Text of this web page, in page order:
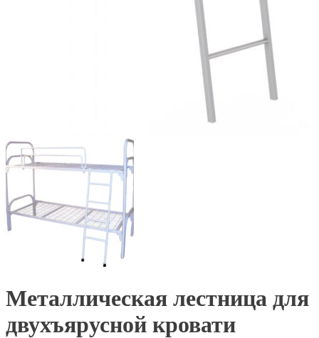
Металлическая лестница для
двухъярусной кровати